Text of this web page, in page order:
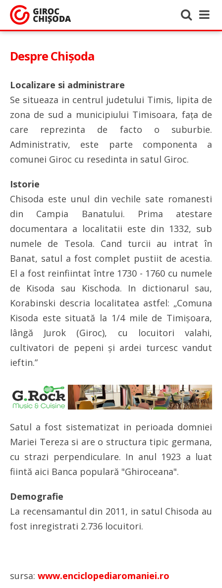
Despre Chișoda
Localizare si administrare
Se situeaza in centrul judetului Timis, lipita de
zona de sud a municipiului Timisoara, faţa de
care reprezinta de facto o suburbie.
Administrativ, este parte componenta a
comunei Giroc cu resedinta in satul Giroc.
Istorie
Chisoda este unul din vechile sate romanesti
din Campia Banatului. Prima atestare
documentara a localitatii este din 1332, sub
numele de Tesola. Cand turcii au intrat în
Banat, satul a fost complet pustiit de acestia.
El a fost reinfiintat între 1730 - 1760 cu numele
de Kisoda sau Kischoda. In dictionarul sau,
Korabinski descria localitatea astfel: „Comuna
Kisoda este situată la 1/4 mile de Timişoara,
lângă Jurok (Giroc), cu locuitori valahi,
cultivatori de pepeni şi ardei turcesc vandut
ieftin.”
Satul a fost sistematizat in perioada domniei
Mariei Tereza si are o structura tipic germana,
cu strazi perpendiculare. In anul 1923 a luat
fiintă aici Banca populară "Ghiroceana".
Demografie
La recensamantul din 2011, in satul Chisoda au
fost inregistrati 2.736 locuitori.
sursa: www.enciclopediaromaniei.ro